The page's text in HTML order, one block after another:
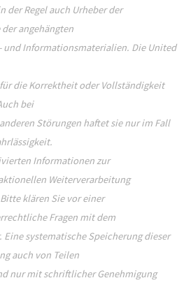
der Regel auch Urheber der
angehängten
und Informationsmaterialien. Die United
die Korrektheit oder Vollständigkeit
bei
Störungen haftet sie nur im Fall
Informationen zur
Weiterverarbeitung
klären Sie vor einer
Fragen mit dem
Eine systematische Speicherung dieser
auch von Teilen
nur mit schriftlicher Genehmigung